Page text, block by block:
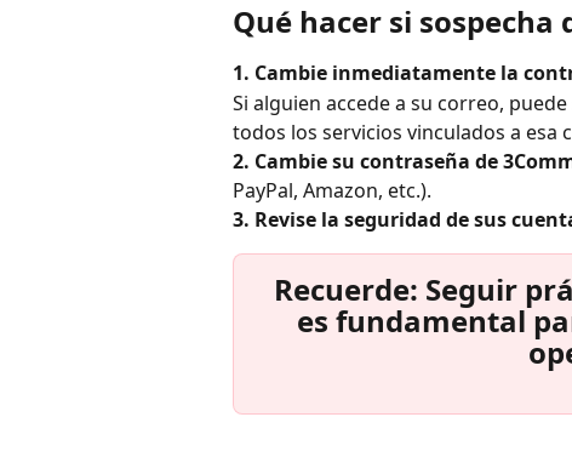
Qué hacer si
1. Cambie inmediatamente la
Si alguien accede a su correo,
todos los servicios vinculados a esa
2. Cambie su contraseña de
PayPal, Amazon, etc.).
3. Revise la seguridad de sus
Recuerde: Seguir
es fundamental